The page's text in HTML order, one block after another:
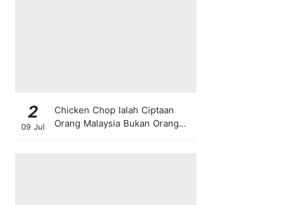
2
09 Jul
Chicken Chop Ialah Ciptaan
Orang Malaysia Bukan Orang